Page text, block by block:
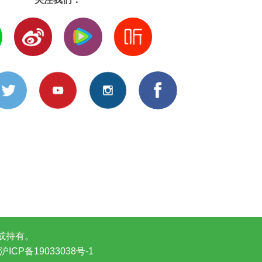
有。
ICP备19033038号-1